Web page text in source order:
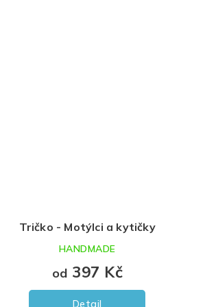
Tričko - Motýlci a kytičky
od 397 Kč
HANDMADE